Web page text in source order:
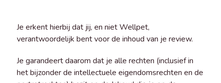
Je erkent hierbij dat jij, en niet Wellpet,
verantwoordelijk bent voor de inhoud van je review.
Je garandeert daarom dat je alle rechten (inclusief in
het bijzonder de intellectuele eigendomsrechten en de